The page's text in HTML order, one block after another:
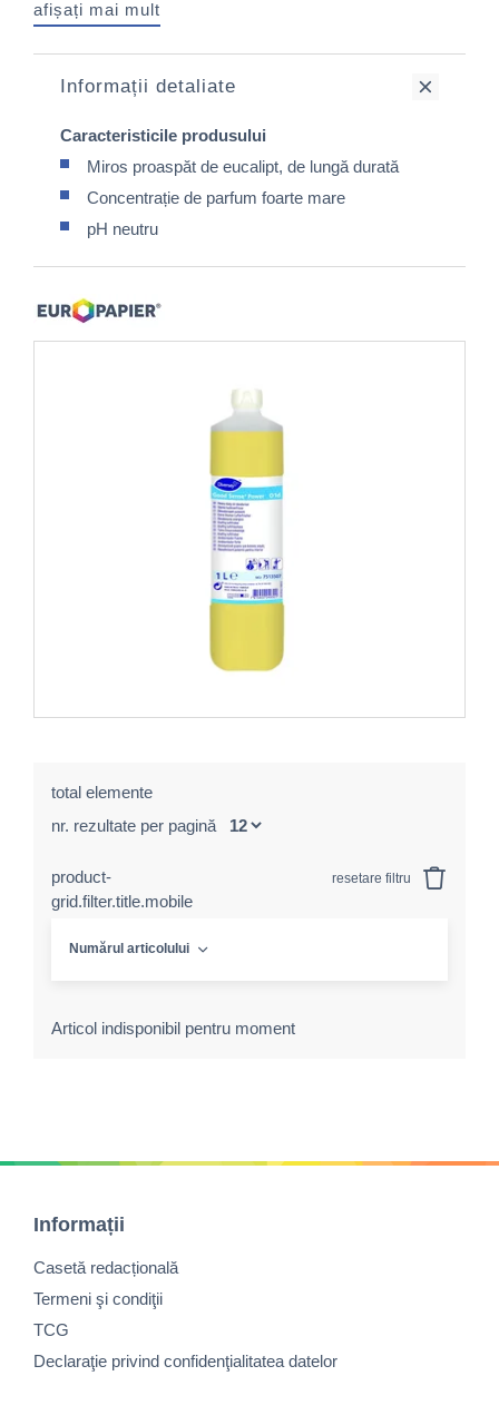
afișați mai mult
Informații detaliate
Caracteristicile produsului
Miros proaspăt de eucalipt, de lungă durată
Concentrație de parfum foarte mare
pH neutru
total elemente
nr. rezultate per pagină
product-
grid.filter.title.mobile
resetare filtru
Numărul articolului
Articol indisponibil pentru moment
Informații
Casetă redacțională
Termeni şi condiţii
TCG
Declaraţie privind confidenţialitatea datelor